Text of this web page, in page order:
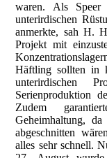
waren. Als Speer
unterirdischen
anmerkte, sah H.
Projekt mit
Häftling sollten in
unterirdischen
Serienproduktion
Zudem
Geheimhaltung,
abgeschnitten
alles sehr schnell.